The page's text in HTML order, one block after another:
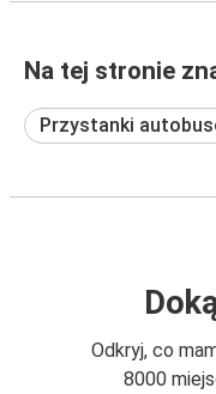
Na tej stronie
Przystanki
Odkryj, co
8000